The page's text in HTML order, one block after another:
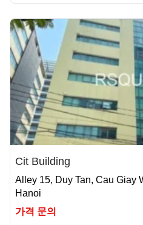
Cit Building
Alley 15, Duy Tan, Cau Giay
Hanoi
가격 문의